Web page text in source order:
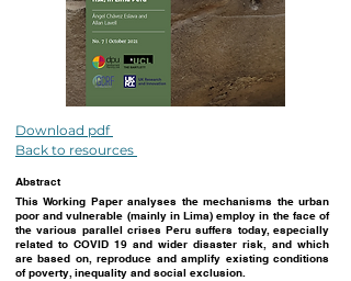
Download pdf
Back to resources
Abstract
This Working Paper analyses the mechanisms the urban
poor and vulnerable (mainly in Lima) employ in the face of
the various parallel crises Peru suffers today, especially
related to COVID 19 and wider disaster risk, and which
are based on, reproduce and amplify existing conditions
of poverty, inequality and social exclusion.